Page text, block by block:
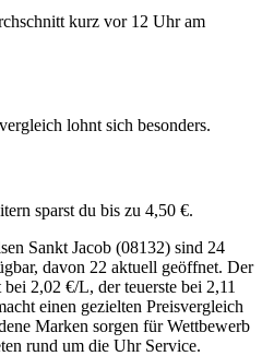
kurz vor 12 Uhr am
lohnt sich besonders.
sparst du bis zu 4,50 €.
Sankt Jacob (08132) sind 24
davon 22 aktuell geöffnet. Der
2,02 €/L, der teuerste bei 2,11
einen gezielten Preisvergleich
Marken sorgen für Wettbewerb
rund um die Uhr Service.